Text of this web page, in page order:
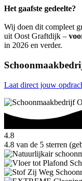
Het gaafste gedeelte?
Wij doen dit compleet
uit Oost Graftdijk –
in 2026 en verder.
Laat direct jouw
4.8
4.8 van de 5 sterren